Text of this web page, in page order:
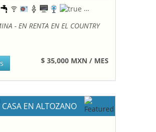
- EN RENTA EN EL COUNTRY
$ 35,000 MXN / MES
CASA EN ALTOZANO